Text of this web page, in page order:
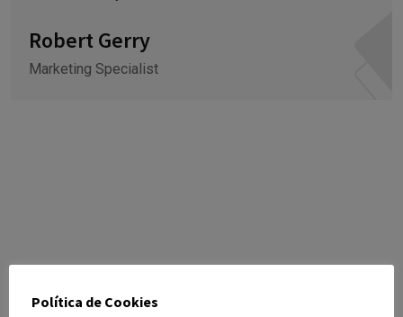
Robert Gerry
Marketing Specialist
Política de Cookies